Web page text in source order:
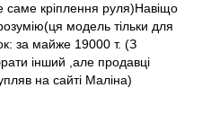
саме кріплення руля)Навіщо
модель тільки для
за майже 19000 т. (З
інший ,але продавці
на сайті Маліна)